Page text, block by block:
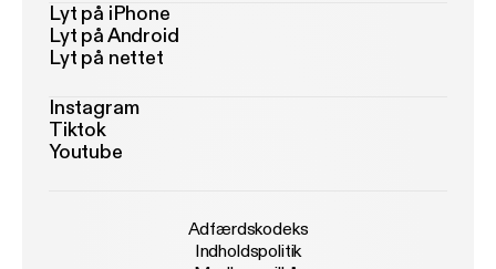
Lyt på iPhone
Lyt på Android
Lyt på nettet
Instagram
Tiktok
Youtube
Adfærdskodeks
Indholdspolitik